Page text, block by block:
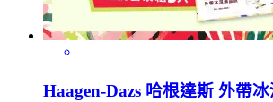
Haagen-Dazs 哈根達斯 外帶